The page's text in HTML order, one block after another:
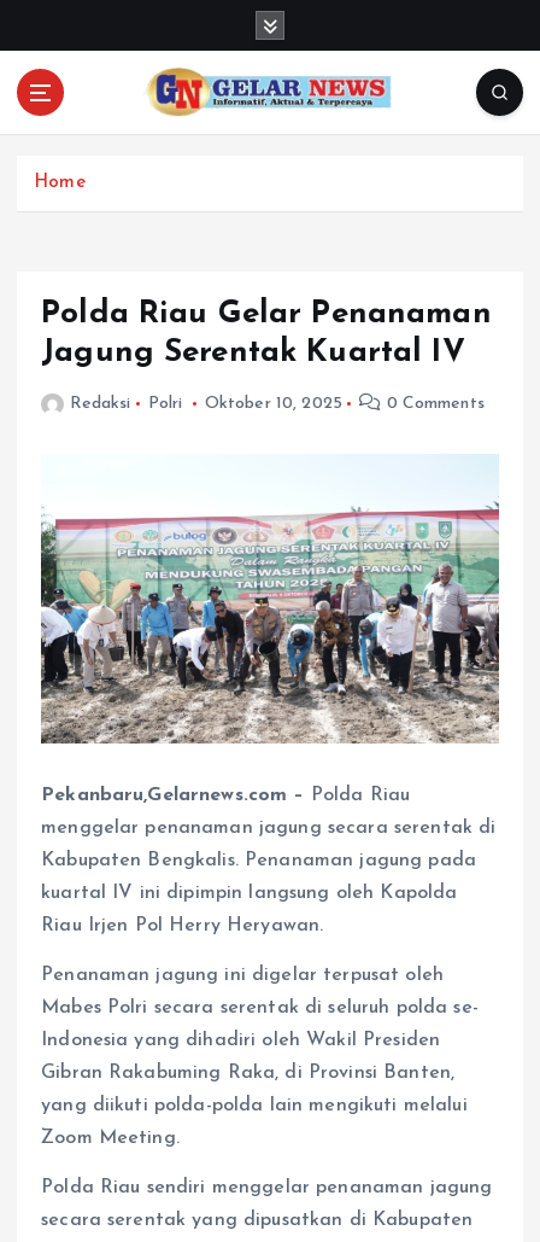
Home
Polda Riau Gelar Penanaman
Jagung Serentak Kuartal IV
Redaksi Polri Oktober 10, 2025 0 Comments
Pekanbaru,Gelarnews.com –
Polda Riau
menggelar penanaman jagung secara serentak di
Kabupaten Bengkalis. Penanaman jagung pada
kuartal IV ini dipimpin langsung oleh Kapolda
Riau Irjen Pol Herry Heryawan.
Penanaman jagung ini digelar terpusat oleh
Mabes Polri secara serentak di seluruh polda se-
Indonesia yang dihadiri oleh Wakil Presiden
Gibran Rakabuming Raka, di Provinsi Banten,
yang diikuti polda-polda lain mengikuti melalui
Zoom Meeting.
Polda Riau sendiri menggelar penanaman jagung
secara serentak yang dipusatkan di Kabupaten